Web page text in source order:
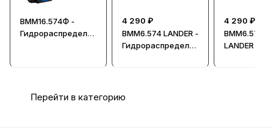
ВММ16.574Ф -
Гидрораспредели
4 290 ₽
ВММ6.574 LANDER -
Гидрораспредели
4 290 ₽
ВММ6.574Ф
LANDER -
Перейти в категорию